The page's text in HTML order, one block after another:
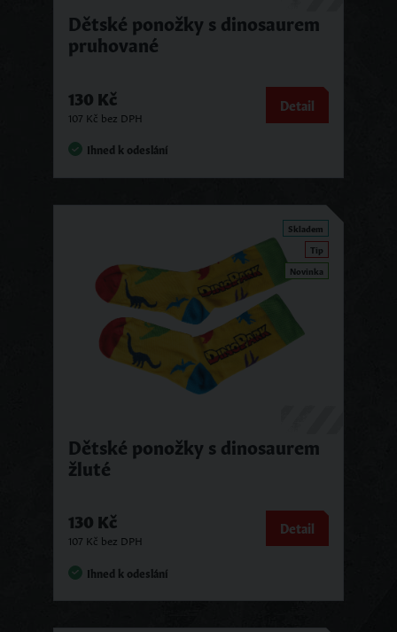
Dětské ponožky s dinosaurem
pruhované
130 Kč
107 Kč bez DPH
Detail
Ihned k odeslání
Skladem
Tip
Novinka
Dětské ponožky s dinosaurem
žluté
130 Kč
107 Kč bez DPH
Detail
Ihned k odeslání